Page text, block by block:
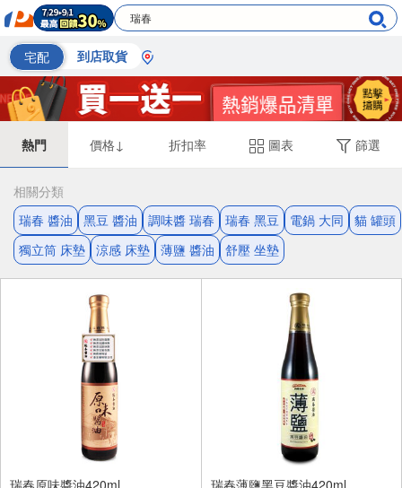
宅配 到店取貨
熱門 價格↓ 折扣率 圖表 篩選
相關分類
瑞春 醬油
黑豆 醬油 調味醬 瑞春 瑞春 黑豆 電鍋 大同
貓 罐頭
獨立筒 床墊 涼感 床墊 薄鹽 醬油 舒壓 坐墊
瑞春原味醬油420ml
瑞春薄鹽黑豆醬油420ml